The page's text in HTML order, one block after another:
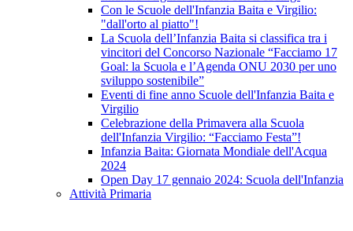
Con le Scuole dell'Infanzia Baita e Virgilio:
"dall'orto al piatto"!
La Scuola dell’Infanzia Baita si classifica tra i
vincitori del Concorso Nazionale “Facciamo 17
Goal: la Scuola e l’Agenda ONU 2030 per uno
sviluppo sostenibile”
Eventi di fine anno Scuole dell'Infanzia Baita e
Virgilio
Celebrazione della Primavera alla Scuola
dell'Infanzia Virgilio: “Facciamo Festa”!
Infanzia Baita: Giornata Mondiale dell'Acqua
2024
Open Day 17 gennaio 2024: Scuola dell'Infanzia
Attività Primaria